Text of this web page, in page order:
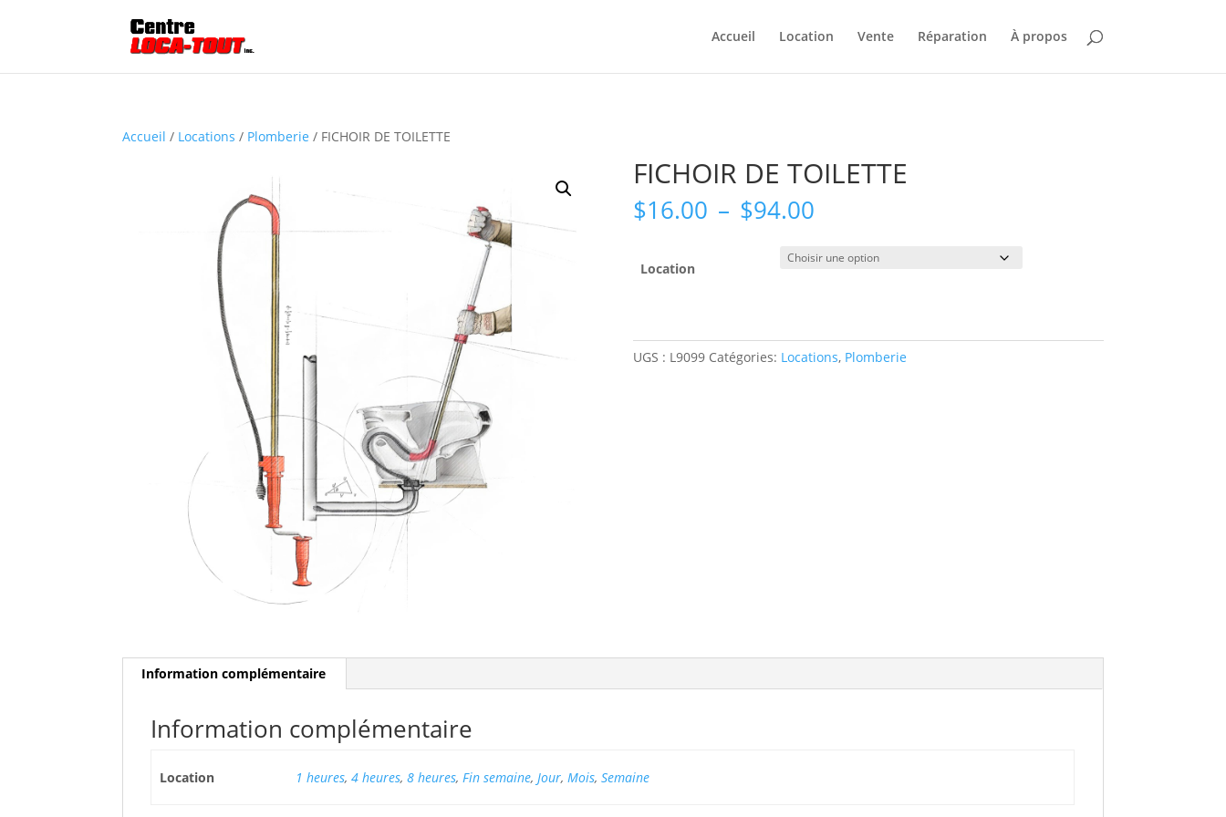
Accueil Location Vente Réparation À propos
Accueil / Locations / Plomberie / FICHOIR DE TOILETTE
FICHOIR DE TOILETTE
$16.00 – $94.00Plage
prix :
$16.00
Location
UGS : L9099 Catégories: Locations, Plomberie
Information complémentaire
Information complémentaire
Location 1 heures, 4 heures, 8 heures, Fin semaine, Jour, Mois, Semaine